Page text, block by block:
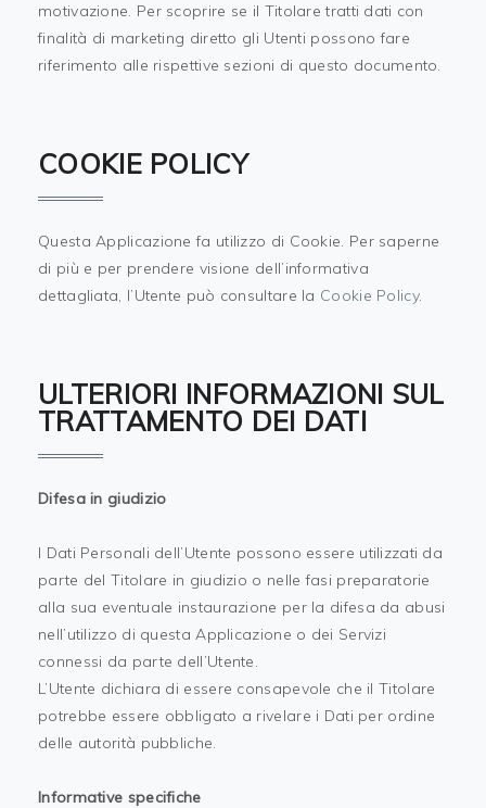
motivazione. Per scoprire se il Titolare tratti dati con
finalità di marketing diretto gli Utenti possono fare
riferimento alle rispettive sezioni di questo documento.
COOKIE POLICY
Questa Applicazione fa utilizzo di Cookie. Per saperne
di più e per prendere visione dell’informativa
dettagliata, l’Utente può consultare la Cookie Policy.
ULTERIORI INFORMAZIONI SUL
TRATTAMENTO DEI DATI
Difesa in giudizio
I Dati Personali dell’Utente possono essere utilizzati da
parte del Titolare in giudizio o nelle fasi preparatorie
alla sua eventuale instaurazione per la difesa da abusi
nell’utilizzo di questa Applicazione o dei Servizi
connessi da parte dell’Utente.
L’Utente dichiara di essere consapevole che il Titolare
potrebbe essere obbligato a rivelare i Dati per ordine
delle autorità pubbliche.
Informative specifiche